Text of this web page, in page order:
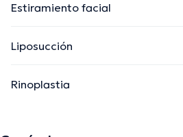
Estiramiento facial
Liposucción
Rinoplastia